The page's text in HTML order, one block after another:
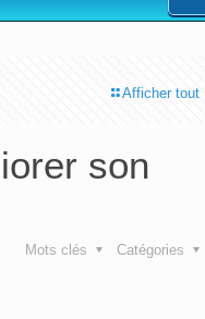
Afficher tout
son
Catégories
Mots clés